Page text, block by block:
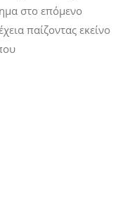
στο επόμενο
παίζοντας εκείνο